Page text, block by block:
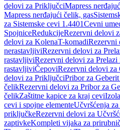
delovi za PriključciMapress
Mapress nerđajući čelik, gas
za Sistemske cevi 1.4401Cevni
SpojniceRedukcijeRezervni delovi
delovi za KolenaT-komadiRezervni
nerastavljiviRezervni delovi za
rastavljiviRezervni delovi za Prelazi
rastavljiviČepoviRezervni delovi za
delovi za PriključciPribor za
čelikRezervni delovi za Pribor za
čelikZaštitne kapice za kraj cevi
cevi i spojne elementeUčvršćenja
priključkeRezervni delovi za
zaptivkeKompleti vijaka za